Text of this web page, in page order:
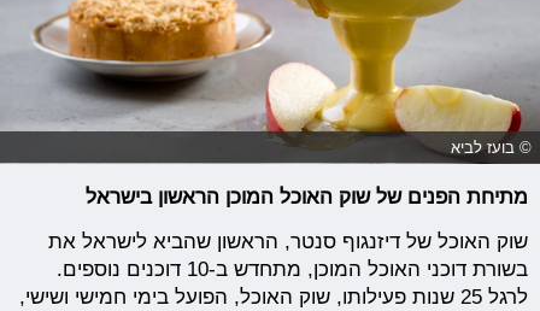
© בועז לביא
מתיחת הפנים של שוק האוכל המוכן הראשון בישראל
שוק האוכל של דיזנגוף סנטר, הראשון שהביא לישראל את
בשורת דוכני האוכל המוכן, מתחדש ב-10 דוכנים נוספים.
לרגל 25 שנות פעילותו, שוק האוכל, הפועל בימי חמישי ושישי,